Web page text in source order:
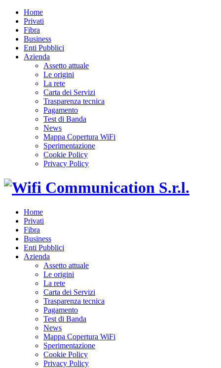
Home
Privati
Fibra
Business
Enti Pubblici
Azienda
Assetto attuale
Le origini
La rete
Carta dei Servizi
Trasparenza tecnica
Pagamento
Test di Banda
News
Mappa Copertura WiFi
Sperimentazione
Cookie Policy
Privacy Policy
Home
Privati
Fibra
Business
Enti Pubblici
Azienda
Assetto attuale
Le origini
La rete
Carta dei Servizi
Trasparenza tecnica
Pagamento
Test di Banda
News
Mappa Copertura WiFi
Sperimentazione
Cookie Policy
Privacy Policy